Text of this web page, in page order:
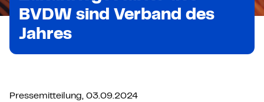
BVDW sind Verband des
Jahres
Pressemitteilung, 03.09.2024